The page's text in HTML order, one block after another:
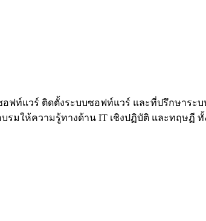
ฟท์แวร์ ติดตั้งระบบซอฟท์แวร์ และที่ปรึกษาระ
มให้ความรู้ทางด้าน IT เชิงปฏิบัติ และทฤษฏี